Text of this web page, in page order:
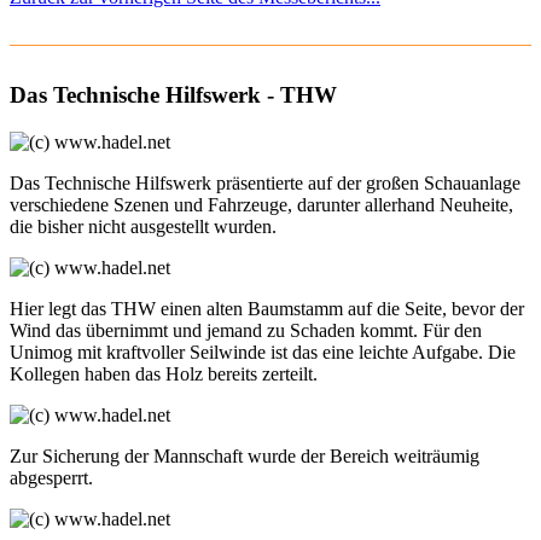
Das Technische Hilfswerk - THW
Das Technische Hilfswerk präsentierte auf der großen Schauanlage
verschiedene Szenen und Fahrzeuge, darunter allerhand Neuheite,
die bisher nicht ausgestellt wurden.
Hier legt das THW einen alten Baumstamm auf die Seite, bevor der
Wind das übernimmt und jemand zu Schaden kommt. Für den
Unimog mit kraftvoller Seilwinde ist das eine leichte Aufgabe. Die
Kollegen haben das Holz bereits zerteilt.
Zur Sicherung der Mannschaft wurde der Bereich weiträumig
abgesperrt.